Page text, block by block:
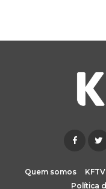
Quem somos
Política